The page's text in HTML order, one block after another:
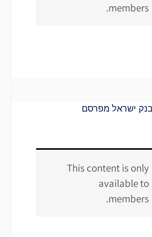
members.
ישראל מפרסם
This content is only
available to
members.